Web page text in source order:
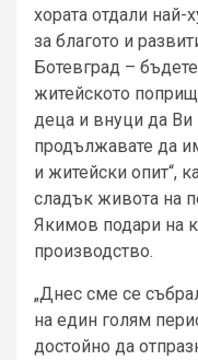
хората отдали най-
за благото и
Ботевград –
житейското
деца и внуци да Ви
продължавате да
и житейски опит“,
сладък живота на
Якимов подари на
производство.
„Днес сме се
на един голям
достойно да